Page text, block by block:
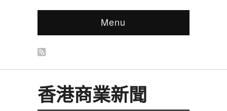
Menu
香港商業新聞